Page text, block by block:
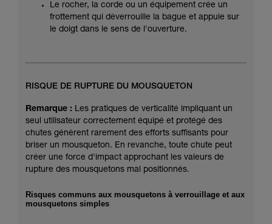
Le rocher, la corde ou un équipement crée un
frottement qui déverrouille la bague et appuie sur
le doigt dans le sens de l'ouverture.
RISQUE DE RUPTURE DU MOUSQUETON
Remarque : Les pratiques de verticalité impliquant un
seul utilisateur correctement équipé et protégé des
chutes génèrent rarement des efforts suffisants pour
briser un mousqueton. En revanche, toute chute peut
créer une force d'impact approchant les valeurs de
rupture des mousquetons mal positionnés.
Risques communs aux mousquetons à verrouillage et aux
mousquetons simples